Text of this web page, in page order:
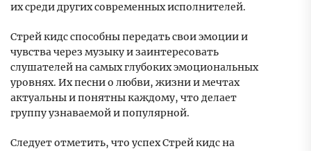
их среди других современных исполнителей.
Стрей кидс способны передать свои эмоции и
чувства через музыку и заинтересовать
слушателей на самых глубоких эмоциональных
уровнях. Их песни о любви, жизни и мечтах
актуальны и понятны каждому, что делает
группу узнаваемой и популярной.
Следует отметить, что успех Стрей кидс на